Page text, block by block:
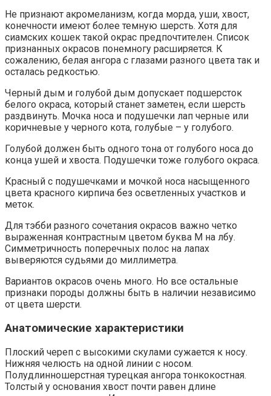
Не признают акромеланизм, когда морда, уши, хвост,
конечности имеют более темную шерсть. Хотя для
сиамских кошек такой окрас предпочтителен. Список
признанных окрасов понемногу расширяется. К
сожалению, белая ангора с глазами разного цвета так и
осталась редкостью.
Черный дым и голубой дым допускает подшерсток
белого окраса, который станет заметен, если шерсть
раздвинуть. Мочка носа и подушечки лап черные или
коричневые у черного кота, голубые – у голубого.
Голубой должен быть одного тона от голубого носа до
конца ушей и хвоста. Подушечки тоже голубого окраса.
Красный с подушечками и мочкой носа насыщенного
цвета красного кирпича без осветленных участков и
меток.
Для тэбби разного сочетания окрасов важно четко
выраженная контрастным цветом буква М на лбу.
Симметричность поперечных полос на лапах
выверяются судьями до миллиметра.
Вариантов окрасов очень много. Но все остальные
признаки породы должны быть в наличии независимо
от цвета шерсти.
Анатомические характеристики
Плоский череп с высокими скулами сужается к носу.
Нижняя челюсть на одной линии с носом.
Полудлинношерстная турецкая ангора тонкокостная.
Толстый у основания хвост почти равен длине